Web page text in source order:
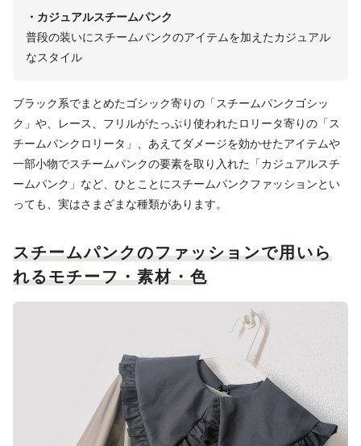
・カジュアルスチームパンク
普段の装いにスチームパンクのアイテムを加えたカジュアル
なスタイル
ブラック系でまとめたゴシック寄りの「スチームパンクゴシッ
ク」や、レース、フリルがたっぷり使われたロリータ寄りの「ス
チームパンクロリータ」、あえてダメージを効かせたアイテムや
一部小物でスチームパンクの要素を取り入れた「カジュアルスチ
ームパンク」など、ひとことにスチームパンクファッションとい
っても、実はさまざまな種類があります。
スチームパンクのファッションで用いら
れるモチーフ・素材・色